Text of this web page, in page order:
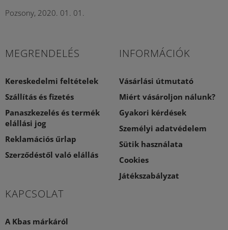
Pozsony, 2020. 01. 01.
MEGRENDELÉS
Kereskedelmi feltételek
Szállítás és fizetés
Panaszkezelés és termék
elállási jog
Reklamációs űrlap
Szerződéstől való elállás
INFORMÁCIÓK
Vásárlási útmutató
Miért vásároljon nálunk?
Gyakori kérdések
Személyi adatvédelem
Sütik használata
Cookies
Játékszabályzat
KAPCSOLAT
A Kbas márkáról